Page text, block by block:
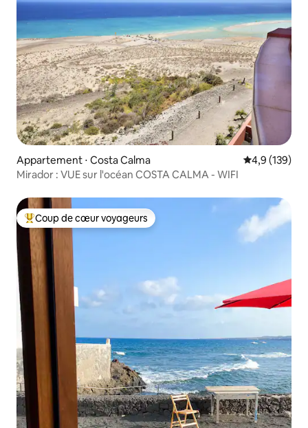
Appartement ⋅ Costa Calma Évaluation
4,9 (139)
Mirador : VUE sur l'océan COSTA CALMA - WIFI
Coups de cœur voyageurs les plus appréciés
Coup de cœur voyageurs